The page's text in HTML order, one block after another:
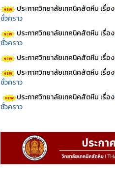
ประกาศวิทยาลัยเทคนิคสัตหีบ เรื่อง
ชั่วคราว
ประกาศวิทยาลัยเทคนิคสัตหีบ เรื่อง
ชั่วคราว
ประกาศวิทยาลัยเทคนิคสัตหีบ เรื่อง
ประกาศวิทยาลัยเทคนิคสัตหีบ เรื่อง
ชั่วคราว
ประกาศวิทยาลัยเทคนิคสัตหีบ เรื่อง
ชั่วคราว